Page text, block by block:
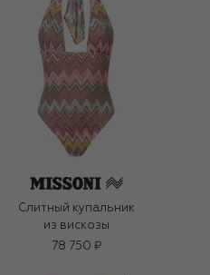
Слитный купальник
из вискозы
78 750 ₽